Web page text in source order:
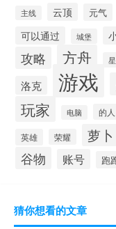
主线 云顶 元气
可以通过 城堡
攻略 方舟
洛克 游戏
玩家 电脑 的人
英雄 荣耀 萝卜
谷物 账号 跑
猜你想看的文章